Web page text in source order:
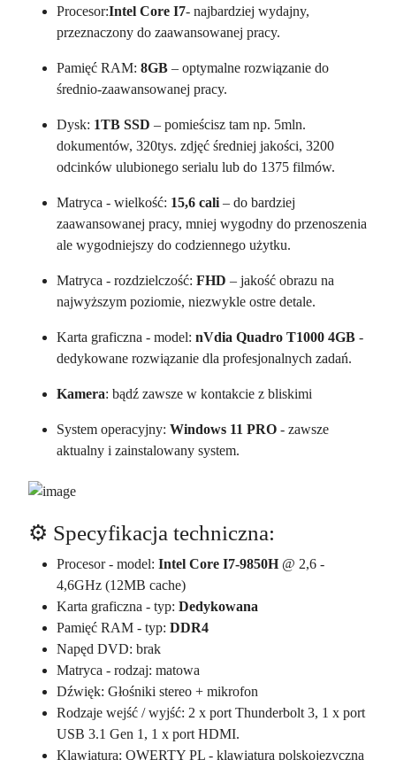
Procesor:Intel Core I7- najbardziej wydajny,
przeznaczony do zaawansowanej pracy.
Pamięć RAM: 8GB – optymalne rozwiązanie do
średnio-zaawansowanej pracy.
Dysk: 1TB SSD – pomieścisz tam np. 5mln.
dokumentów, 320tys. zdjęć średniej jakości, 3200
odcinków ulubionego serialu lub do 1375 filmów.
Matryca - wielkość: 15,6 cali – do bardziej
zaawansowanej pracy, mniej wygodny do przenoszenia
ale wygodniejszy do codziennego użytku.
Matryca - rozdzielczość: FHD – jakość obrazu na
najwyższym poziomie, niezwykle ostre detale.
Karta graficzna - model: nVdia Quadro T1000 4GB -
dedykowane rozwiązanie dla profesjonalnych zadań.
Kamera: bądź zawsze w kontakcie z bliskimi
System operacyjny: Windows 11 PRO - zawsze
aktualny i zainstalowany system.
⚙️ Specyfikacja techniczna:
Procesor - model: Intel Core I7-9850H @ 2,6 -
4,6GHz (12MB cache)
Karta graficzna - typ: Dedykowana
Pamięć RAM - typ: DDR4
Napęd DVD: brak
Matryca - rodzaj: matowa
Dźwięk: Głośniki stereo + mikrofon
Rodzaje wejść / wyjść: 2 x port Thunderbolt 3, 1 x port
USB 3.1 Gen 1, 1 x port HDMI.
Klawiatura: QWERTY PL - klawiatura polskojęzyczna